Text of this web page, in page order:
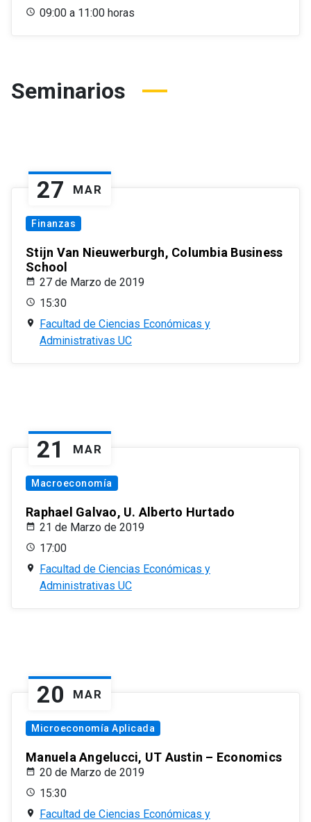
09:00 a 11:00 horas
Seminarios
27 MAR
Finanzas
Stijn Van Nieuwerburgh, Columbia Business
School
27 de Marzo de 2019
15:30
Facultad de Ciencias Económicas y
Administrativas UC
21 MAR
Macroeconomía
Raphael Galvao, U. Alberto Hurtado
21 de Marzo de 2019
17:00
Facultad de Ciencias Económicas y
Administrativas UC
20 MAR
Microeconomía Aplicada
Manuela Angelucci, UT Austin – Economics
20 de Marzo de 2019
15:30
Facultad de Ciencias Económicas y